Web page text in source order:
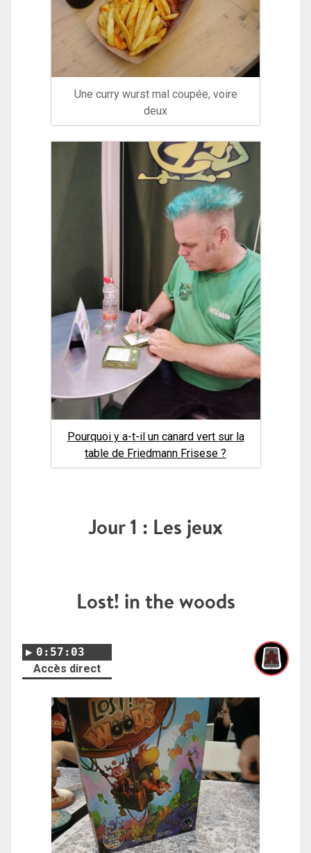
Une curry wurst mal coupée, voire
deux
Pourquoi y a-t-il un canard vert sur la
table de Friedmann Frisese ?
Jour 1 : Les jeux
Lost! in the woods
0:57:03
Accès direct